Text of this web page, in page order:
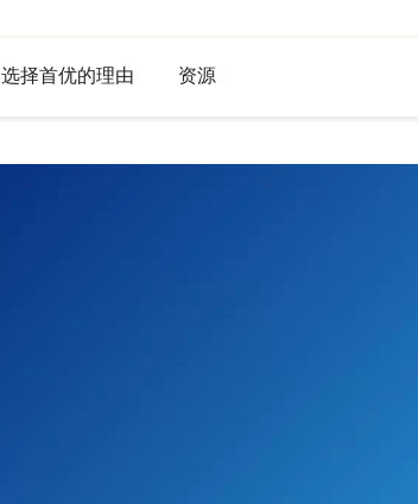
选择首优的理由 资源